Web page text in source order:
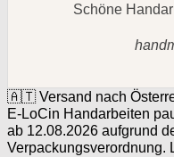
Schöne
🇦🇹 Versand nach
E-LoCin Handarbeiten
ab 12.08.2026 aufgrund
Verpackungsverordnung.